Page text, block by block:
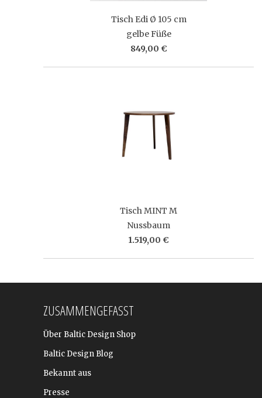
Tisch Edi Ø 105 cm
gelbe Füße
849,00 €
Tisch MINT M
Nussbaum
1.519,00 €
ZUSAMMENGEFASST
Über Baltic Design Shop
Baltic Design Blog
Bekannt aus
Presse